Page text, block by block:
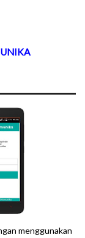
menggunakan